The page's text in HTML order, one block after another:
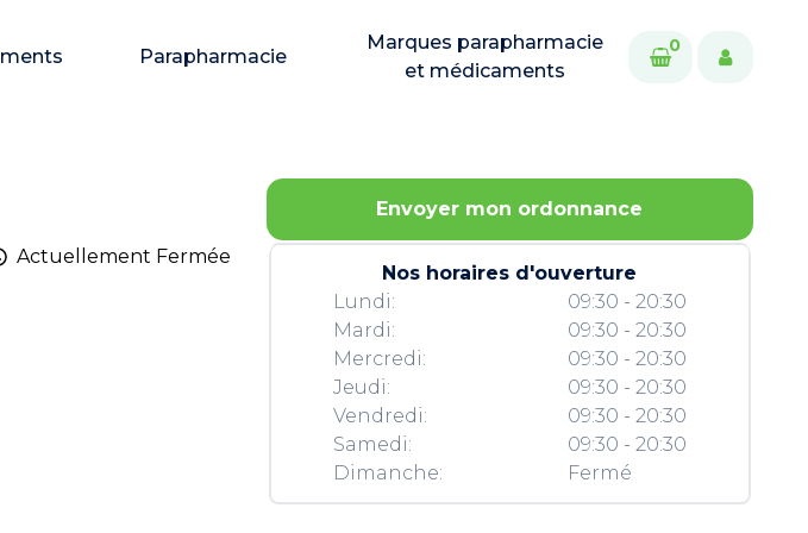
Parapharmacie
Marques parapharmacie
et médicaments
0
Actuellement Fermée
Envoyer mon ordonnance
Nos horaires d'ouverture
Lundi:
Mardi:
Mercredi:
Jeudi:
Vendredi:
Samedi:
Dimanche:
09:30 - 20:30
09:30 - 20:30
09:30 - 20:30
09:30 - 20:30
09:30 - 20:30
09:30 - 20:30
Fermé